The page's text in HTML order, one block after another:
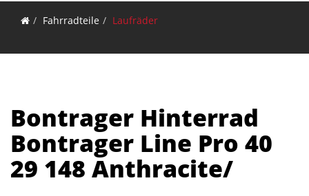
Fahrradteile Laufräder
Bontrager Hinterrad
Bontrager Line Pro 40
29 148 Anthracite/